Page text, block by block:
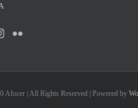
Afocer | All Rights Reserved | Powered by